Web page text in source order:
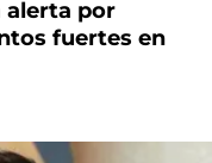
alerta por
fuertes en